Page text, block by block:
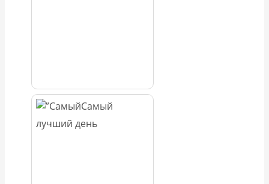
Самый
лучший день